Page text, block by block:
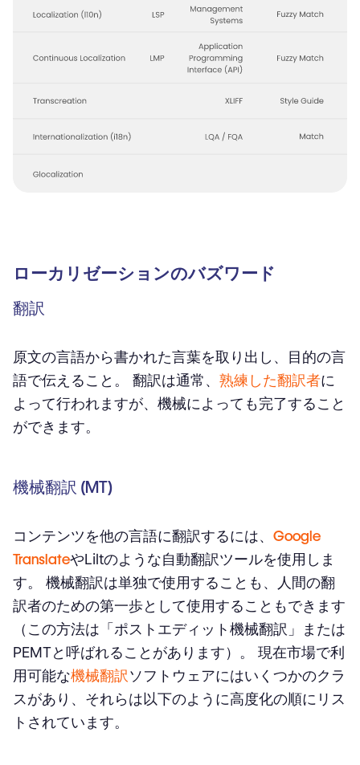
ローカリゼーションのバズワード
翻訳
原文の言語から書かれた言葉を取り出し、目的の言
語で伝えること。 翻訳は通常、 熟練した翻訳者に
よって行われますが、機械によっても完了すること
ができます。
機械翻訳 (MT)
コンテンツを他の言語に翻訳するには、 Google
TranslateやLiltのような自動翻訳ツールを使用しま
す。 機械翻訳は単独で使用することも、人間の翻
訳者のための第一歩として使用することもできます
（この方法は「ポストエディット機械翻訳」または
PEMTと呼ばれることがあります）。 現在市場で利
用可能な機械翻訳ソフトウェアにはいくつかのクラ
スがあり、それらは以下のように高度化の順にリス
トされています。